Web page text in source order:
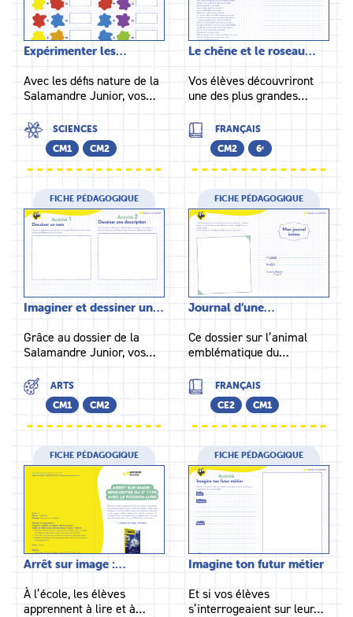
Expérimenter les…
Avec les défis nature de la
Salamandre Junior, vos…
SCIENCES
CM1
CM2
Le chêne et le roseau…
Vos élèves découvriront
une des plus grandes…
FRANÇAIS
CM2
6ᵉ
FICHE PÉDAGOGIQUE
Imaginer et dessiner un…
Grâce au dossier de la
Salamandre Junior, vos…
ARTS
CM1
CM2
FICHE PÉDAGOGIQUE
Journal d’une…
Ce dossier sur l’animal
emblématique du…
FRANÇAIS
CE2
CM1
FICHE PÉDAGOGIQUE
Arrêt sur image :…
À l’école, les élèves
apprennent à lire et à…
FICHE PÉDAGOGIQUE
Imagine ton futur métier
Et si vos élèves
s’interrogeaient sur leur…